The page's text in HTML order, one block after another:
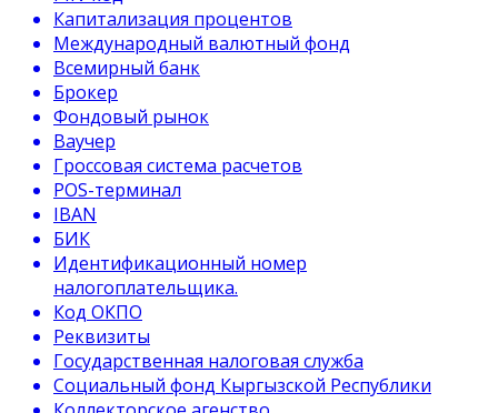
Капитализация процентов
Международный валютный фонд
Всемирный банк
Брокер
Фондовый рынок
Ваучер
Гроссовая система расчетов
POS-терминал
IBAN
БИК
Идентификационный номер
налогоплательщика.
Код ОКПО
Реквизиты
Государственная налоговая служба
Социальный фонд Кыргызской Республики